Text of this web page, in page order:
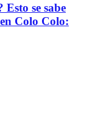
se sabe
Colo Colo: